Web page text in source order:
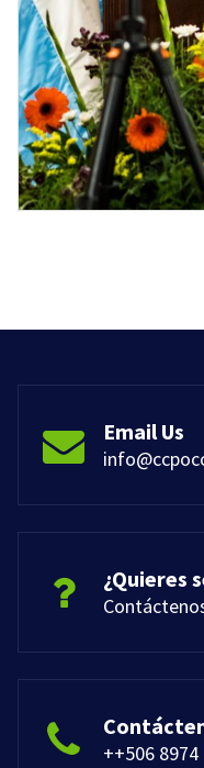
Email Us
¿Quieres
++506 8974